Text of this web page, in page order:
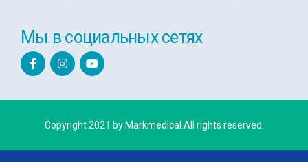
Мы в социальных сетях
Copyright 2021 by Markmedical.All rights reserved.